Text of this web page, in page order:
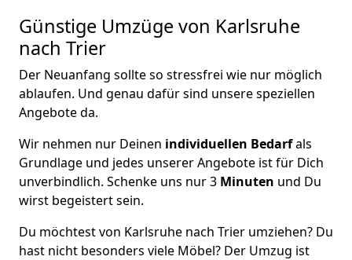
Günstige Umzüge von Karlsruhe
nach Trier
Der Neuanfang sollte so stressfrei wie nur möglich
ablaufen. Und genau dafür sind unsere speziellen
Angebote da.
Wir nehmen nur Deinen individuellen Bedarfals
Grundlage und jedes unserer Angebote ist für Dich
unverbindlich. Schenke uns nur 3 Minuten und Du
wirst begeistert sein.
Du möchtest von Karlsruhe nach Trier umziehen? Du
hast nicht besonders viele Möbel? Der Umzug ist